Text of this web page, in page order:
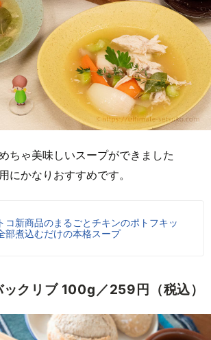
ちゃ美味しいスープができました
にかなりおすすめです。
コ新商品のまるごとチキンのポトフキッ
部煮込むだけの本格スープ
クリブ 100g／259円（税込）